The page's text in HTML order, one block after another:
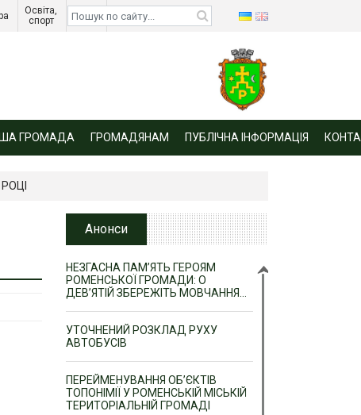
Освіта,
спорт
Діти
війни
ГРОМАДА ГРОМАДЯНАМ ПУБЛІЧНА ІНФОРМАЦІЯ
Анонси
НЕЗГАСНА ПАМ’ЯТЬ ГЕРОЯМ
РОМЕНСЬКОЇ ГРОМАДИ: О
ДЕВ’ЯТІЙ ЗБЕРЕЖІТЬ МОВЧАННЯ…
УТОЧНЕНИЙ РОЗКЛАД РУХУ
АВТОБУСІВ
ПЕРЕЙМЕНУВАННЯ ОБ’ЄКТІВ
ТОПОНІМІЇ У РОМЕНСЬКІЙ МІСЬКІЙ
ТЕРИТОРІАЛЬНІЙ ГРОМАДІ